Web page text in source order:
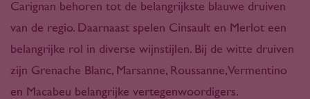
Carignan behoren tot de belangrijkste blauwe druiven
van de regio. Daarnaast spelen Cinsault en Merlot een
belangrijke rol in diverse wijnstijlen. Bij de witte druiven
zijn Grenache Blanc, Marsanne, Roussanne, Vermentino
en Macabeu belangrijke vertegenwoordigers.